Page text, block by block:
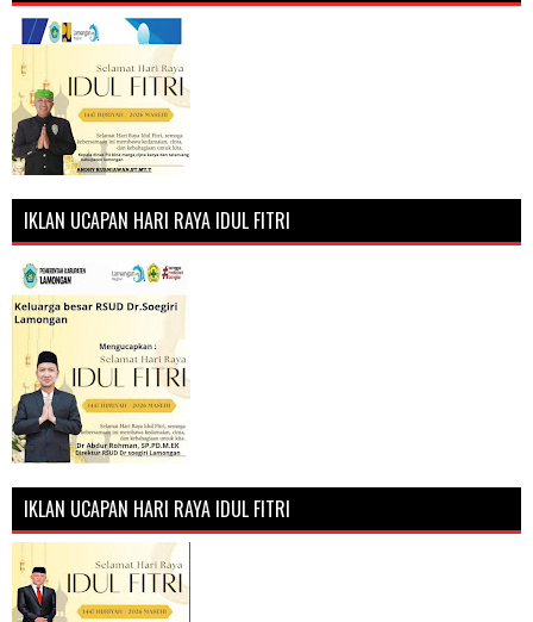
IKLAN UCAPAN HARI RAYA IDUL FITRI
IKLAN UCAPAN HARI RAYA IDUL FITRI